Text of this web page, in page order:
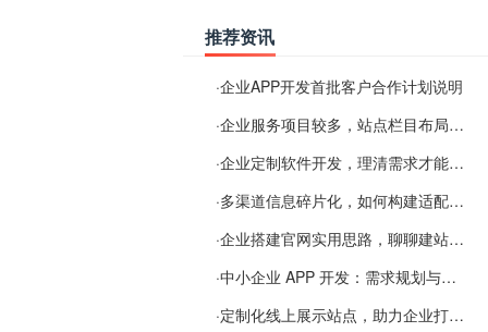
推荐资讯
·企业APP开发首批客户合作计划说明
·企业服务项目较多，站点栏目布局规划参考思路
·企业定制软件开发，理清需求才能提升数字化落地效率
·多渠道信息碎片化，如何构建适配 AI 检索的品牌信息源
·企业搭建官网实用思路，聊聊建站容易忽视的问题
·中小企业 APP 开发：需求规划与项目落地避坑经验分享
·定制化线上展示站点，助力企业打通线上经营渠道